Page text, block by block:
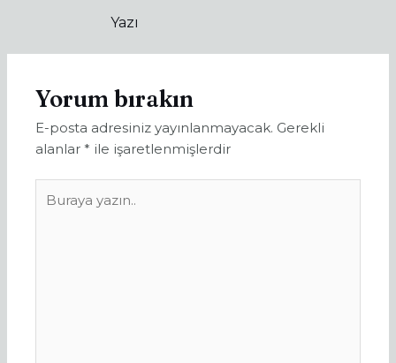
Yazı
Yorum bırakın
E-posta adresiniz yayınlanmayacak. Gerekli
alanlar * ile işaretlenmişlerdir
yazın..